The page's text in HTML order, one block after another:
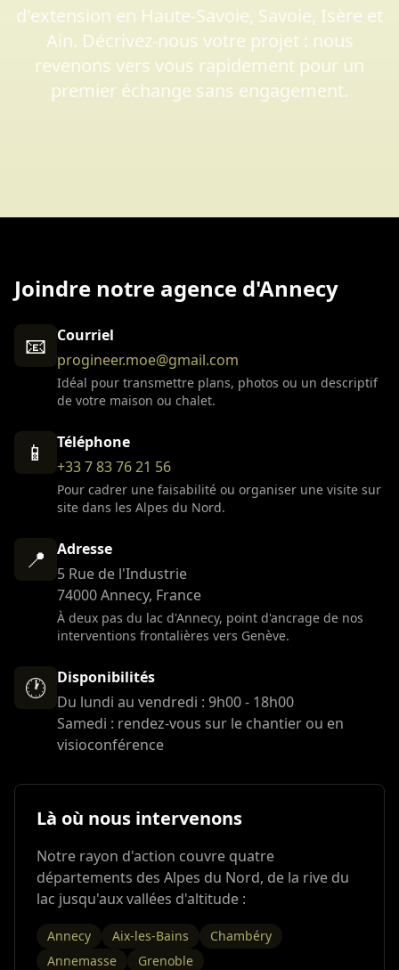
d'extension en Haute-Savoie, Savoie, Isère et
Ain. Décrivez-nous votre projet : nous
revenons vers vous rapidement pour un
premier échange sans engagement.
Joindre notre agence d'Annecy
📧
Courriel
progineer.moe@gmail.com
Idéal pour transmettre plans, photos ou un descriptif
de votre maison ou chalet.
📱
Téléphone
+33 7 83 76 21 56
Pour cadrer une faisabilité ou organiser une visite sur
site dans les Alpes du Nord.
📍
Adresse
5 Rue de l'Industrie
74000 Annecy, France
À deux pas du lac d'Annecy, point d'ancrage de nos
interventions frontalières vers Genève.
🕐
Disponibilités
Du lundi au vendredi : 9h00 - 18h00
Samedi : rendez-vous sur le chantier ou en
visioconférence
Là où nous intervenons
Notre rayon d'action couvre quatre
départements des Alpes du Nord, de la rive du
lac jusqu'aux vallées d'altitude :
Annecy Aix-les-Bains
Chambéry
Annemasse
Grenoble